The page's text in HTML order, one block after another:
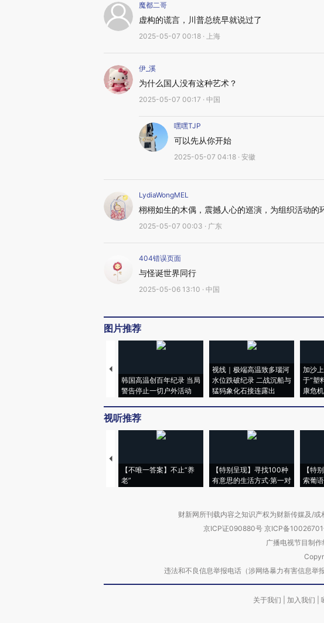
魔都二哥
虚构的谎言，川普总统早就说过了
2025-05-07 00:18 · 上海
伊_溪
为什么国人没有这种艺术？
2025-05-07 00:17 · 中国
嘿嘿TJP
可以先从你开始
2025-05-07 04:18 · 安徽
LydiaWongMEL
栩栩如生的木偶，震撼人心的巡演，为组织活动的
2025-05-07 00:03 · 广东
404错误页面
与怪诞世界同行
2025-05-06 13:10 · 中国
图片推荐
韩国高温创百年纪录 当局
警告停止一切户外活动
视线｜极端高温致多瑙河
水位跌破纪录 二战沉船与
猛犸象化石接连露出
加沙
于“塑
康危机
视听推荐
【不唯一答案】不止“养
老”
【特别呈现】寻找100种
有意思的生活方式·第一对
【特
索葡
财新网所刊载内容之知识产权为财新传媒及/
京ICP证090880号 京ICP备
广播电视节目制
违法和不良信息举报电话（涉网络暴力有害信息
关于我们 加入我们